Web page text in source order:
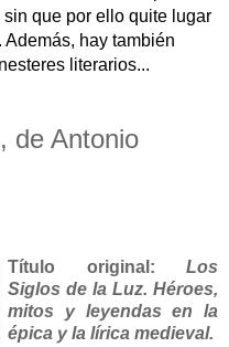
que por ello quite lugar
hay también
literarios...
de Antonio
Título original: Los
Siglos de la Luz. Héroes,
mitos y leyendas en la
épica y la lírica medieval.